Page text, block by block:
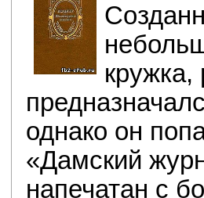
кружка,
однако он
«Дамский
напечатан с